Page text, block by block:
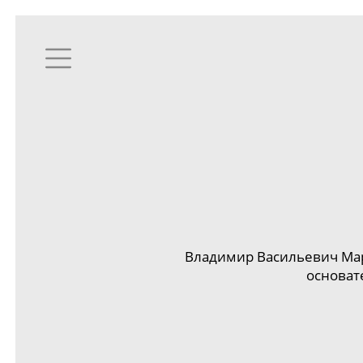
Владимир Васильевич